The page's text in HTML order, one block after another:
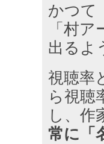
かつて
「村
出るよ
視聴率
ら視聴
し、作
常に「